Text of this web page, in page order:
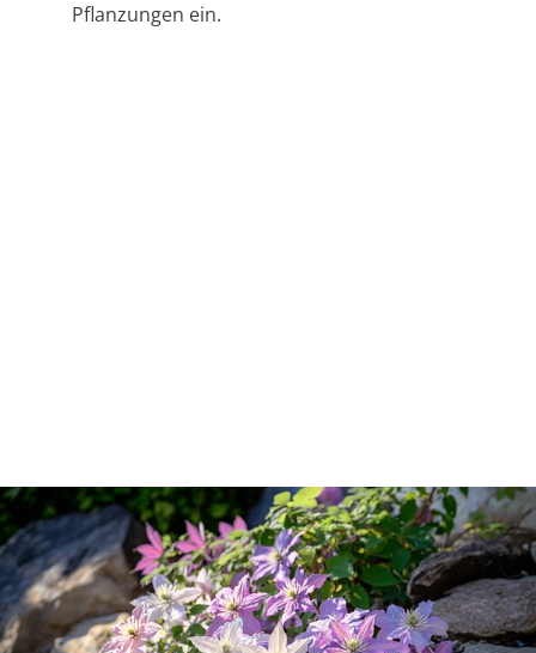
Pflanzungen ein.